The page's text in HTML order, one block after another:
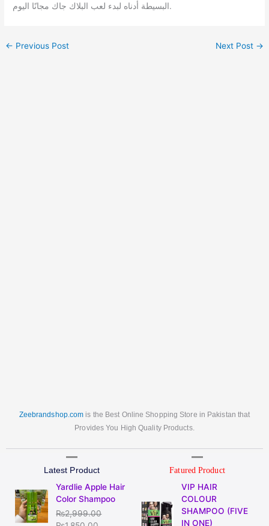
البسيطة أدناه لبدء لعب البلاك جاك مجانًا اليوم.
← Previous Post Next Post →
Zeebrandshop.com is the Best Online Shopping Store in Pakistan that
Provides You High Quality Products.
Latest Product
Yardlie Apple Hair
Color Shampoo
₨2,999.00
Original
price
was:
₨2,999.00.
Current
price
is:
₨1,850.00.
Fatured Product
VIP HAIR
COLOUR
SHAMPOO (FIVE
IN ONE)
price
was:
₨2,250.00.
is: